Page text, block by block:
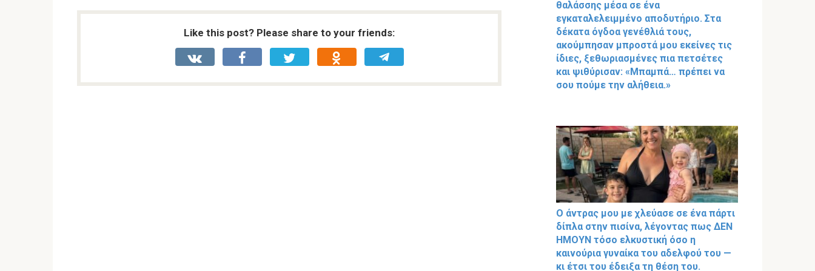
Like this post? Please share to your friends:
θαλάσσης μέσα σε ένα
εγκαταλελειμμένο αποδυτήριο. Στα
δέκατα όγδοα γενέθλιά τους,
ακούμπησαν μπροστά μου εκείνες τις
ίδιες, ξεθωριασμένες πια πετσέτες
και ψιθύρισαν: «Μπαμπά… πρέπει να
σου πούμε την αλήθεια.»
Ο άντρας μου με χλεύασε σε ένα πάρτι
δίπλα στην πισίνα, λέγοντας πως ΔΕΝ
ΗΜΟΥΝ τόσο ελκυστική όσο η
καινούρια γυναίκα του αδελφού του —
κι έτσι του έδειξα τη θέση του.